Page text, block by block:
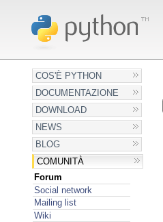
COS'È PYTHON
DOCUMENTAZIONE
DOWNLOAD
NEWS
BLOG
COMUNITÀ
Forum
Social network
Mailing list
Wiki